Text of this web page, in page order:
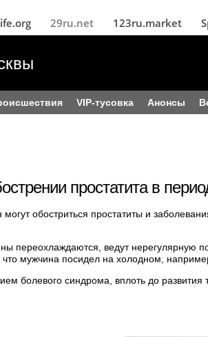
29ru.net 123ru.market
VIP-тусовка Анонсы
простатита в
обостриться простатиты и
переохлаждаются, ведут нерегулярную
что мужчина посидел на холодном,
болевого синдрома, вплоть до